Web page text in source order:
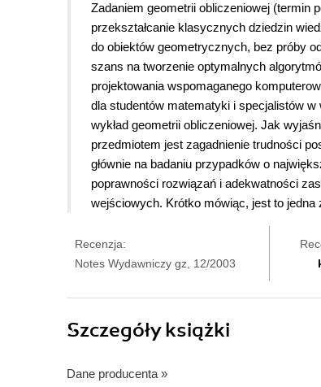
Zadaniem geometrii obliczeniowej (termin
przekształcanie klasycznych dziedzin
do obiektów geometrycznych, bez próby
szans na tworzenie optymalnych
projektowania wspomaganego
dla studentów matematyki i specjalistów
wykład geometrii obliczeniowej. Jak
przedmiotem jest zagadnienie trudności
głównie na badaniu przypadków o
poprawności rozwiązań i adekwatności
wejściowych. Krótko mówiąc, jest to
Recenzja:
Notes Wydawniczy gz, 12/2003
Szczegółyksiążki
Dane producenta »